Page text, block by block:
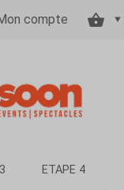
compte
ETAPE 4